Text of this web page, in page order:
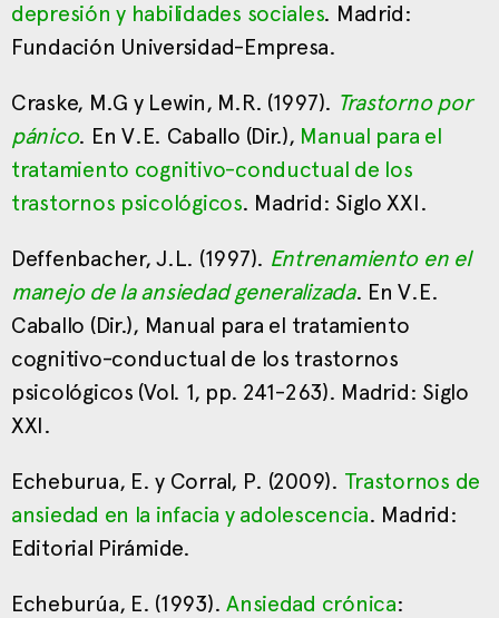
depresión y habilidades sociales. Madrid:
Fundación Universidad-Empresa.
Craske, M.G y Lewin, M.R. (1997). Trastorno por
pánico. En V.E. Caballo (Dir.), Manual para el
tratamiento cognitivo-conductual de los
trastornos psicológicos. Madrid: Siglo XXI.
Deffenbacher, J.L. (1997). Entrenamiento en el
manejo de la ansiedad generalizada. En V.E.
Caballo (Dir.), Manual para el tratamiento
cognitivo-conductual de los trastornos
psicológicos (Vol. 1, pp. 241-263). Madrid: Siglo
XXI.
Echeburua, E. y Corral, P. (2009). Trastornos de
ansiedad en la infacia y adolescencia. Madrid:
Editorial Pirámide.
Echeburúa, E. (1993).Ansiedad crónica: